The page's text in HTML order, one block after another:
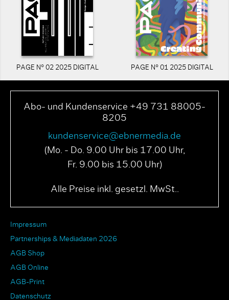
PAGE N° 02 2025 DIGITAL PAGE N° 01 2025 DIGITAL
Abo- und Kundenservice +49 731 88005-
8205
kundenservice@ebnermedia.de
(Mo. - Do. 9.00 Uhr bis 17.00 Uhr,
Fr. 9.00 bis 15.00 Uhr)
Alle Preise inkl. gesetzl. MwSt..
Impressum
Partnerships & Mediadaten 2026
AGB Shop
AGB Online
AGB-Print
Datenschutz